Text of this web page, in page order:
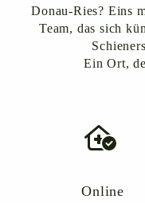
Donau-Ries? Eins
Team, das sich
Ein Ort,
Online